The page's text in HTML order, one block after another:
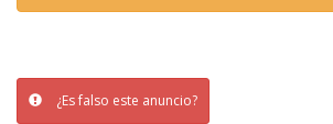
¿Es falso este anuncio?